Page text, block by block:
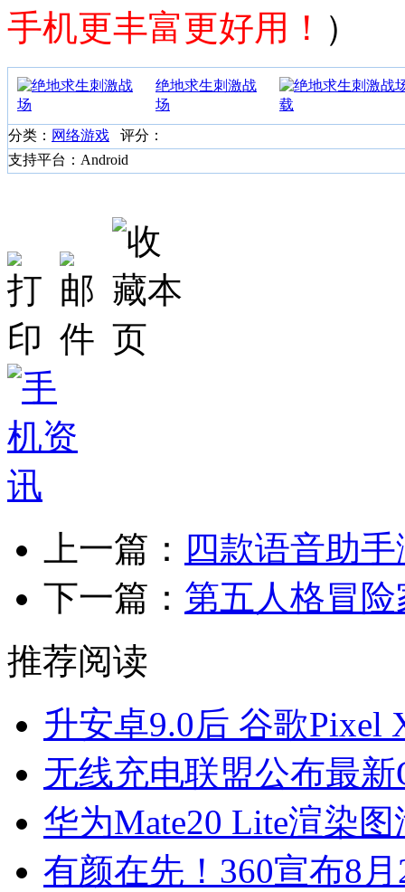
手机更丰富更好用！ ）
绝地求生刺激战
场
分类： 网络游戏 评分：
支持平台：Android
上一篇： 四款语音助手
下一篇： 第五人格冒
推荐阅读
升安卓9.0后 谷歌Pixel
无线充电联盟公布最
华为Mate20 Lite渲染
有颜在先！360宣布8